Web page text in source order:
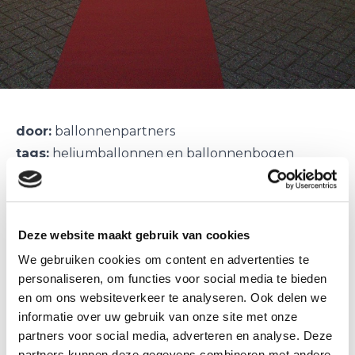
Deze website maakt gebruik van cookies
We gebruiken cookies om content en advertenties te
personaliseren, om functies voor social media te bieden
en om ons websiteverkeer te analyseren. Ook delen we
informatie over uw gebruik van onze site met onze
partners voor social media, adverteren en analyse. Deze
door: ballonnenpartners
tags: heliumballonnen en ballonnenbogen
Zijn de afgelopen week bij een paar scholen
ballonnen te leveren.
Dit als afsluiting van het schooljaar en voor de
diploma uitreikingen, wat een feest...
Voor een zorgwinkel keten, hebben we nog een
aantal rode met witte ballonnenbogen geleverd.